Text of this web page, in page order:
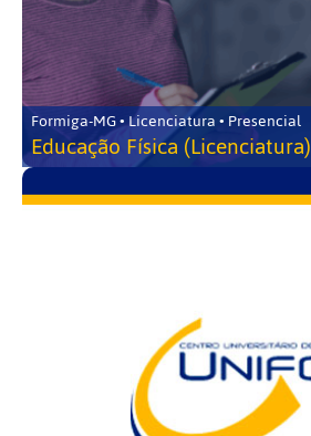
Formiga-MG • Licenciatura • Presencial
Educação Física (Licenciatura)